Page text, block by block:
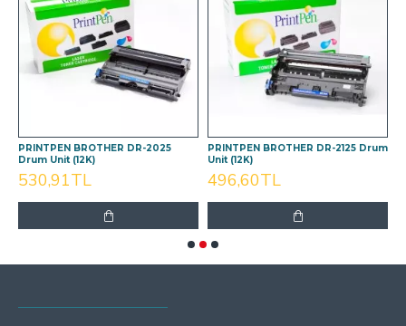
PRINTPEN BROTHER DR-2025
Drum Unit (12K)
530,91TL
PRINTPEN BROTHER DR-2125 Drum
Unit (12K)
496,60TL